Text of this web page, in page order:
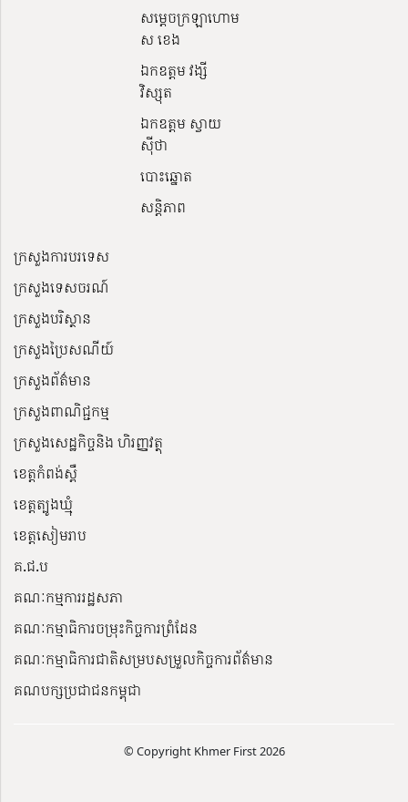
សម្ដេចក្រឡាហោម
ស ខេង
ឯកឧត្តម វង្សី
វិស្សុត
ឯកឧត្តម ស្វាយ
ស៊ីថា
បោះឆ្នោត
សន្តិភាព
ក្រសួងការបរទេស
ក្រសួងទេសចរណ៍
ក្រសួងបរិស្ថាន
ក្រសួងប្រៃសណីយ៍
ក្រសួងព័ត៌មាន
ក្រសួងពាណិជ្ជកម្ម
ក្រសួងសេដ្ឋកិច្ចនិង ហិរញ្ញវត្ថុ
ខេត្តកំពង់ស្ពឺ
ខេត្តត្បូងឃ្មុំ
ខេត្តសៀមរាប
គ.ជ.ប
គណៈកម្មការរដ្ឋសភា
គណៈកម្មាធិការចម្រុះកិច្ចការព្រំដែន
គណៈកម្មាធិការជាតិសម្របសម្រួលកិច្ចការព័ត៌មាន
គណបក្សប្រជាជនកម្ពុជា
© Copyright Khmer First 2026